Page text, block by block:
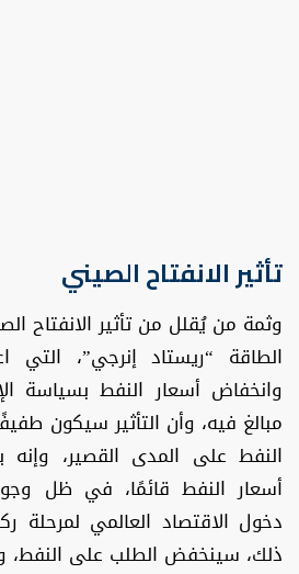
تأثير الانفتاح الصيني
وثمة من يُقلل من تأثير الانفتاح
الطاقة “ريستاد إنرجي”، التي
وانخفاض أسعار النفط بسياسة
مبالغ فيه، وأن التأثير سيكون
النفط على المدى القصير،
أسعار النفط قائمًا، في ظل
دخول الاقتصاد العالمي
ذلك، سينخفض الطلب على النفط،